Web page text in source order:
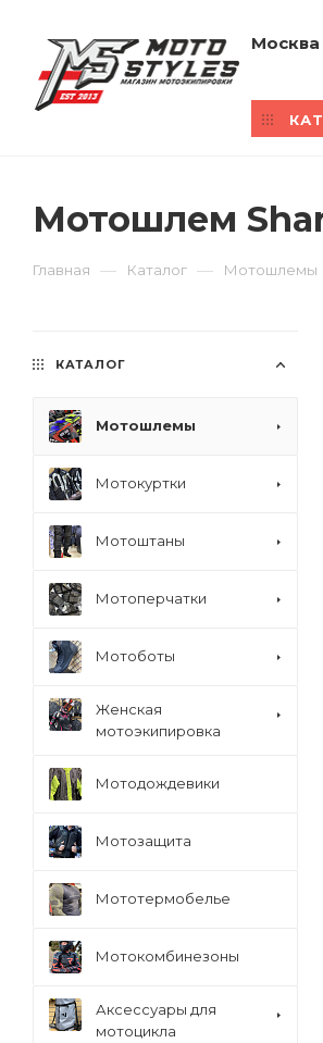
Москва
Мотошлем
Главная — Каталог — Мотошлемы
КАТАЛОГ
Мотошлемы
Мотокуртки
Мотоштаны
Мотоперчатки
Мотоботы
Женская
мотоэкипировка
Мотодождевики
Мотозащита
Мототермобелье
Мотокомбинезоны
Аксессуары для
мотоцикла